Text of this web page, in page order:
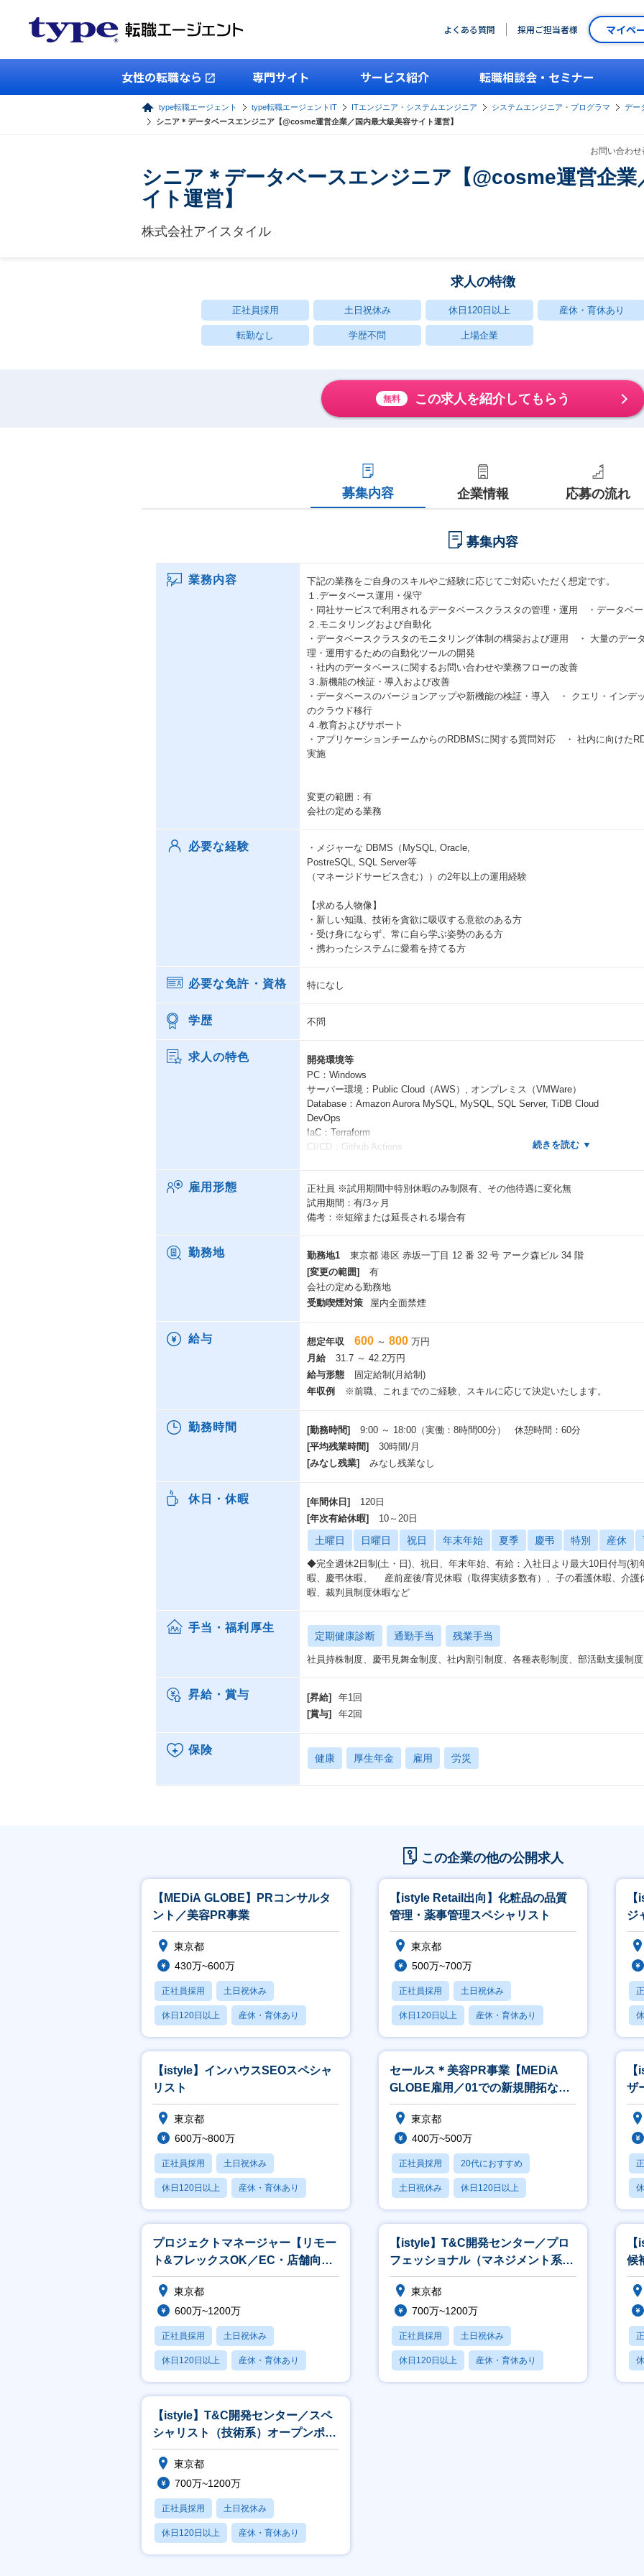
よくある質問 採用ご担当者様 マイペ
女性の転職なら 専門サイト サービス紹介 転職相談会・セミナー
type転職エージェント type転職エージェントIT ITエンジニア・システムエンジニア システムエンジニア・プログラマ
デー
シニア＊データベースエンジニア【@cosme運営企業／国内最大級美容サイト運営】
お問い合わ
シニア＊データベースエンジニア【@cosme運営企業
イト運営】
株式会社アイスタイル
求人の特徴
正社員採用 土日祝休み 休日120日以上 産休・育休あり
転勤なし 学歴不問 上場企業
無料 この求人を紹介してもらう
募集内容 企業情報 応募の流れ
募集内容
業務内容
下記の業務をご自身のスキルやご経験に応じてご対応いただく想定です。
１.データベース運用・保守
・同社サービスで利用されるデータベースクラスタの管理・運用 ・データベ
２.モニタリングおよび自動化
・データベースクラスタのモニタリング体制の構築および運用 ・ 大量のデー
理・運用するための自動化ツールの開発
・社内のデータベースに関するお問い合わせや業務フローの改善
３.新機能の検証・導入および改善
・データベースのバージョンアップや新機能の検証・導入 ・ クエリ・イン
のクラウド移行
４.教育およびサポート
・アプリケーションチームからのRDBMSに関する質問対応 ・ 社内に向けた
実施
変更の範囲：有
会社の定める業務
必要な経験
・メジャーな DBMS（MySQL, Oracle,
PostreSQL, SQL Server等
（マネージドサービス含む））の2年以上の運用経験
【求める人物像】
・新しい知識、技術を貪欲に吸収する意欲のある方
・受け身にならず、常に自ら学ぶ姿勢のある方
・携わったシステムに愛着を持てる方
必要な免許・資格 特になし
学歴 不問
求人の特色
開発環境等
PC：Windows
サーバー環境：Public Cloud（AWS）, オンプレミス（VMWare）
Database：Amazon Aurora MySQL, MySQL, SQL Server, TiDB Cloud
DevOps
IaC：Terraform
CI/CD：Github Actions
ツール：Github, JIRA, Confluence, Slack, Google Meet など
・基本的にリモートワークを実施しておりますが、分からないことはチャット
・MeetやSlackのハドルを活用したオンラインコミュニケーションを取り入れ
整えています。
・出社・リモートワークは個人の希望に応じて自由に選択可能ですが、出社時
ケーションを取りながら業務を行っております。
この仕事で得られるもの/求人の魅力
・業界でも屈指の規模と影響力を誇るサービスのデータベースの運用に関わる
含めた様々な構成のRDBMSに触れることができます。
・データベースに関するスペシャリストが在籍しているため、エンジニアのキ
・最新技術(IaC, DevOps, CI/CD)を利用してDBMSだけの運用・管理ではなく大
分散・異機種データ処理の経験ができ、業務改善や自動化のための自らが主体
す。
・自ら周りのメンバーを巻き込み、データベースに関するプロジェクトを推進し
頼性向上に貢献していただきたいと考えています。
雇用形態 正社員 ※試用期間中特別休暇のみ制限有、その他待遇に変化無
試用期間：有/3ヶ月
備考：※短縮または延長される場合有
勤務地 勤務地1
東京都 港区 赤坂一丁目 12 番 32 号 アーク森ビル 34 階
[変更の範囲]
有
会社の定める勤務地
受動喫煙対策
屋内全面禁煙
給与 想定年収 600 ～ 800 万円
月給
31.7 ～ 42.2万円
給与形態
固定給制(月給制)
年収例
※前職、これまでのご経験、スキルに応じて決定いたします。
勤務時間 [勤務時間]
9:00 ～ 18:00（実働：8時間00分） 休憩時間：60分
[平均残業時間]
30時間/月
[みなし残業]
みなし残業なし
休日・休暇 [年間休日]
120日
[年次有給休暇]
10～20日
土曜日 日曜日 祝日 年末年始 夏季 慶弔 特別 産休
◆完全週休2日制(土・日)、祝日、年末年始、有給：入社日より最大10日付与(初
暇、慶弔休暇、 産前産後/育児休暇（取得実績多数有）、子の看護休暇、介護
暇、裁判員制度休暇など
手当・福利厚生
定期健康診断 通勤手当 残業手当
社員持株制度、慶弔見舞金制度、社内割引制度、各種表彰制度、部活動支援制
昇給・賞与 [昇給]
年1回
[賞与]
年2回
保険
健康 厚生年金 雇用 労災
この企業の他の公開求人
【MEDiA GLOBE】PRコンサルタ
ント／美容PR事業
東京都
430万~600万
正社員採用 土日祝休み
休日120日以上 産休・育休あり
賞与あり
【istyle Retail出向】化粧品の品質
管理・薬事管理スペシャリスト
東京都
500万~700万
正社員採用 土日祝休み
休日120日以上 産休・育休あり
賞与あり
ジ
け
【istyle】インハウスSEOスペシャ
リスト
東京都
600万~800万
正社員採用 土日祝休み
休日120日以上 産休・育休あり
賞与あり
セールス＊美容PR事業【MEDiA
GLOBE雇用／01での新規開拓なし
／フレックスあり】
東京都
400万~500万
正社員採用 20代におすすめ
土日祝休み 休日120日以上
産休・育休あり
ザ
プロジェクトマネージャー【リモー
ト&フレックスOK／EC・店舗向け
のシステム企画／上流メイン】
東京都
600万~1200万
正社員採用 土日祝休み
休日120日以上 産休・育休あり
賞与あり
【istyle】T&C開発センター／プロ
フェッショナル（マネジメント系）
オープンポジション
東京都
700万~1200万
正社員採用 土日祝休み
休日120日以上 産休・育休あり
月残業20時間以内
候
【istyle】T&C開発センター／スペ
シャリスト（技術系）オープンポジ
ション
東京都
700万~1200万
正社員採用 土日祝休み
休日120日以上 産休・育休あり
賞与あり